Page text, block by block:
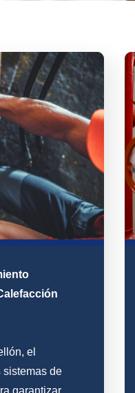
el
sistemas de
garantizar